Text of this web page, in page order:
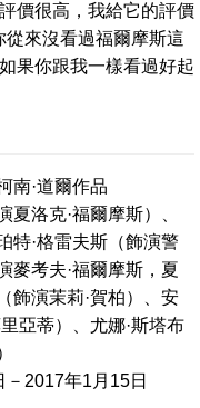
價很高，我給它的評價
來沒看過福爾摩斯這
果你跟我一樣看過好起
南·道爾作品
夏洛克·福爾摩斯）、
特·格雷夫斯（飾演警
麥考夫·福爾摩斯，夏
飾演茉莉·賀柏）、安
亞蒂）、尤娜·斯塔布
2017年1月15日